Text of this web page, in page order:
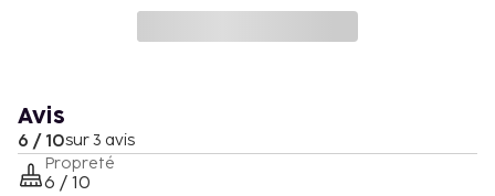
Avis
6 / 10sur 3 avis
Propreté
6 / 10